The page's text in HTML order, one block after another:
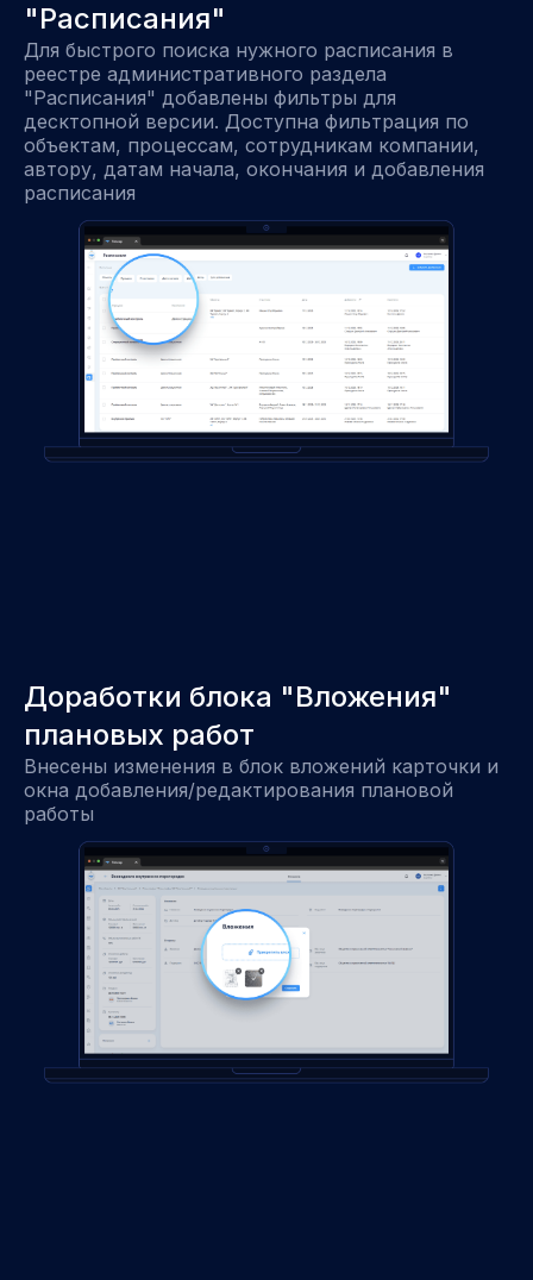
"Расписания"
Для быстрого поиска нужного расписания в
реестре административного раздела
"Расписания" добавлены фильтры для
десктопной версии. Доступна фильтрация по
объектам, процессам, сотрудникам компании,
автору, датам начала, окончания и добавления
расписания
Доработки блока "Вложения"
плановых работ
Внесены изменения в блок вложений карточки и
окна добавления/редактирования плановой
работы